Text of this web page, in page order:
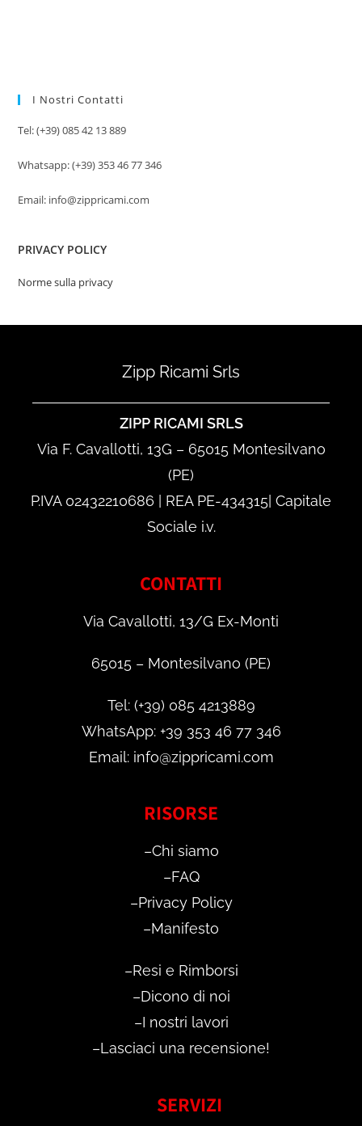
I Nostri Contatti
Tel: (+39) 085 42 13 889
Whatsapp: (+39) 353 46 77 346
Email: info@zippricami.com
PRIVACY POLICY
Norme sulla privacy
Zipp Ricami Srls
ZIPP RICAMI SRLS
Via F. Cavallotti, 13G – 65015 Montesilvano
(PE)
P.IVA 02432210686 | REA PE-434315| Capitale
Sociale i.v.
CONTATTI
Via Cavallotti, 13/G Ex-Monti
65015 – Montesilvano (PE)
Tel: (+39) 085 4213889
WhatsApp: +39 353 46 77 346
Email: info@zippricami.com
RISORSE
–Chi siamo
–FAQ
–Privacy Policy
–Manifesto
–Resi e Rimborsi
–Dicono di noi
–I nostri lavori
–Lasciaci una recensione!
SERVIZI